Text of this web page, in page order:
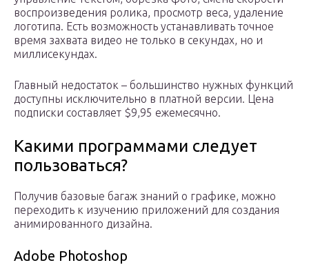
воспроизведения ролика, просмотр веса, удаление
логотипа. Есть возможность устанавливать точное
время захвата видео не только в секундах, но и
миллисекундах.
Главный недостаток – большинство нужных функций
доступны исключительно в платной версии. Цена
подписки составляет $9,95 ежемесячно.
Какими программами следует
пользоваться?
Получив базовые багаж знаний о графике, можно
переходить к изучению приложений для создания
анимированного дизайна.
Adobe Photoshop